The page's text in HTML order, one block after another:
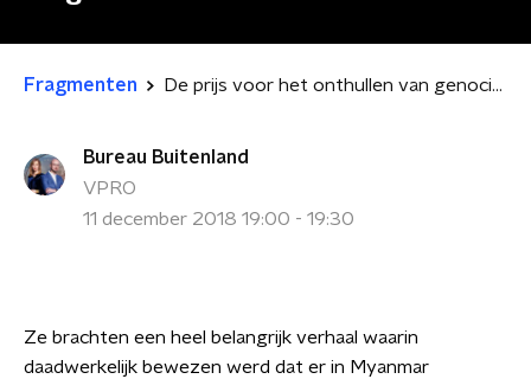
Fragmenten De prijs voor het onthullen van genocide
Bureau Buitenland
VPRO
11 december 2018 19:00 - 19:30
Ze brachten een heel belangrijk verhaal waarin
daadwerkelijk bewezen werd dat er in Myanmar